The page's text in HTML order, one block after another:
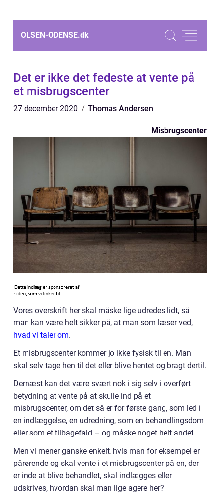
OLSEN-ODENSE.dk
Det er ikke det fedeste at vente på
et misbrugscenter
27 december 2020 Thomas Andersen
Misbrugscenter
Vores overskrift her skal måske lige udredes lidt, så
man kan være helt sikker på, at man som læser ved,
hvad vi taler om.
Et misbrugscenter kommer jo ikke fysisk til en. Man
skal selv tage hen til det eller blive hentet og bragt dertil.
Dernæst kan det være svært nok i sig selv i overført
betydning at vente på at skulle ind på et
misbrugscenter, om det så er for første gang, som led i
en indlæggelse, en udredning, som en behandlingsdom
eller som et tilbagefald – og måske noget helt andet.
Men vi mener ganske enkelt, hvis man for eksempel er
pårørende og skal vente i et misbrugscenter på en, der
er inde at blive behandlet, skal indlægges eller
udskrives, hvordan skal man lige agere her?